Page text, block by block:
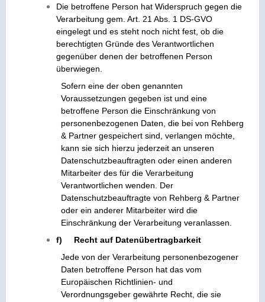
Die betroffene Person hat Widerspruch gegen die
Verarbeitung gem. Art. 21 Abs. 1 DS-GVO
eingelegt und es steht noch nicht fest, ob die
berechtigten Gründe des Verantwortlichen
gegenüber denen der betroffenen Person
überwiegen.
Sofern eine der oben genannten
Voraussetzungen gegeben ist und eine
betroffene Person die Einschränkung von
personenbezogenen Daten, die bei von Rehberg
& Partner gespeichert sind, verlangen möchte,
kann sie sich hierzu jederzeit an unseren
Datenschutzbeauftragten oder einen anderen
Mitarbeiter des für die Verarbeitung
Verantwortlichen wenden. Der
Datenschutzbeauftragte von Rehberg & Partner
oder ein anderer Mitarbeiter wird die
Einschränkung der Verarbeitung veranlassen.
f) Recht auf Datenübertragbarkeit
Jede von der Verarbeitung personenbezogener
Daten betroffene Person hat das vom
Europäischen Richtlinien- und
Verordnungsgeber gewährte Recht, die sie